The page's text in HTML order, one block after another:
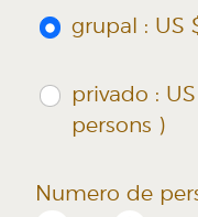
grupal : US
privado :
persons )
Numero de